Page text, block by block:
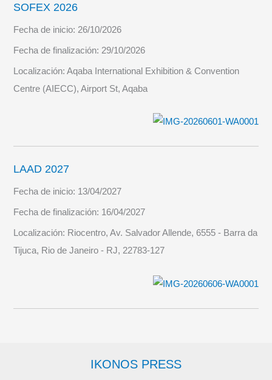
SOFEX 2026
Fecha de inicio: 26/10/2026
Fecha de finalización: 29/10/2026
Localización:Aqaba International Exhibition & Convention
Centre (AIECC), Airport St, Aqaba
LAAD 2027
Fecha de inicio: 13/04/2027
Fecha de finalización: 16/04/2027
Localización: Riocentro, Av. Salvador Allende, 6555 - Barra da
Tijuca, Rio de Janeiro - RJ, 22783-127
IKONOS PRESS